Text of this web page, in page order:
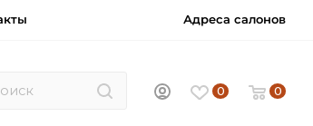
Адреса салонов
0 0